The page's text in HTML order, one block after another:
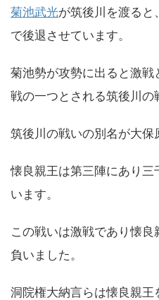
菊池武光が筑後川を渡ると
で後退させています。
菊池勢が攻勢に出ると激
戦の一つとされる筑後川の
筑後川の戦いの別名が大保
懐良親王は第三陣にあり
います。
この戦いは激戦であり懐
負いました。
洞院権大納言らは懐良親